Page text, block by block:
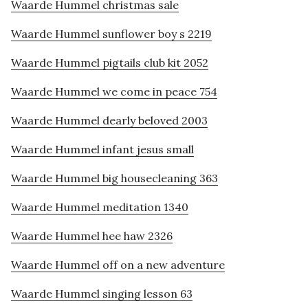
Waarde Hummel christmas sale
Waarde Hummel sunflower boy s 2219
Waarde Hummel pigtails club kit 2052
Waarde Hummel we come in peace 754
Waarde Hummel dearly beloved 2003
Waarde Hummel infant jesus small
Waarde Hummel big housecleaning 363
Waarde Hummel meditation 1340
Waarde Hummel hee haw 2326
Waarde Hummel off on a new adventure
Waarde Hummel singing lesson 63